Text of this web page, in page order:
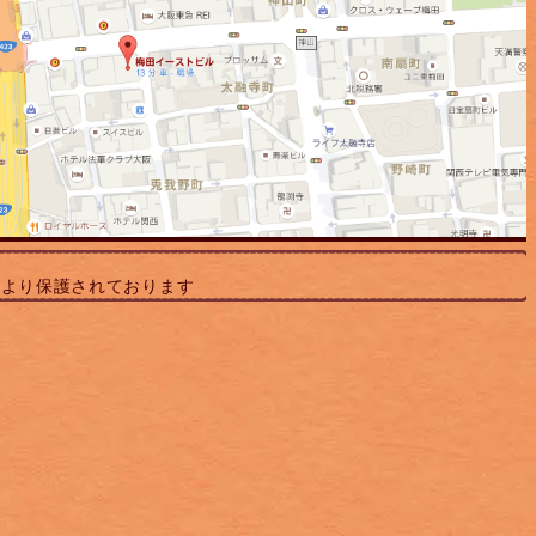
り保護されております